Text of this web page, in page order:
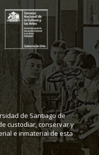
de Santiago de
custodiar, conservar y
e inmaterial de esta